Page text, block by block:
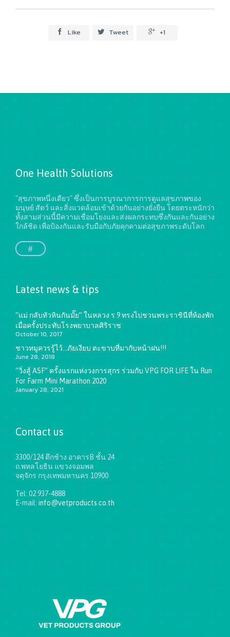
 Like  Tweet  +1
One Health Solutions
"สุขภาพหนึ่งเดียว" ซึ่งเป็นการบูรณาการการดูแลสุขภาพของ
มนุษย์ สัตว์ และสิ่งแวดล้อมเข้าด้วยกันอย่างยั่งยืนโดยตระหนักว่า
ทั้งสามส่วนนี้มีความเชื่อมโยงและส่งผลกระทบซึ่งกันและกันอย่าง
ใกล้ชิด เพื่อป้องกันและรับมือกับภัยคุกคามต่อสุขภาพระดับโลก
#
Latest news & tips
“แม่ กลับหัวหินกันมั๊ย” ในหลวง ร.9 ทรงไปชวนพระราชินีที่ห้องพัก
เมื่อครั้งประทับโรงพยาบาลศิริราช
October 10, 2017
ชาวหมูควรรู้ไว้…ภัยเงียบ ตะขาบที่มากับหน้าฝน!!!
June 28, 2018
“วิ่งสู้ ASF” ครั้งแรกแห่งวงการสุกร ร่วมกับ VPG FOR LIFE ใน Run
For Farm Mini Marathon 2020
January 28, 2021
Contact us
3300/124 ตึกช้าง อาคารB ชั้น 24
ถ.พหลโยธิน แขวงจอมพล
จตุจักร กรุงเทพมหานคร 10900
Tel: 02 937-4888
E-mail: info@vetproducts.co.th